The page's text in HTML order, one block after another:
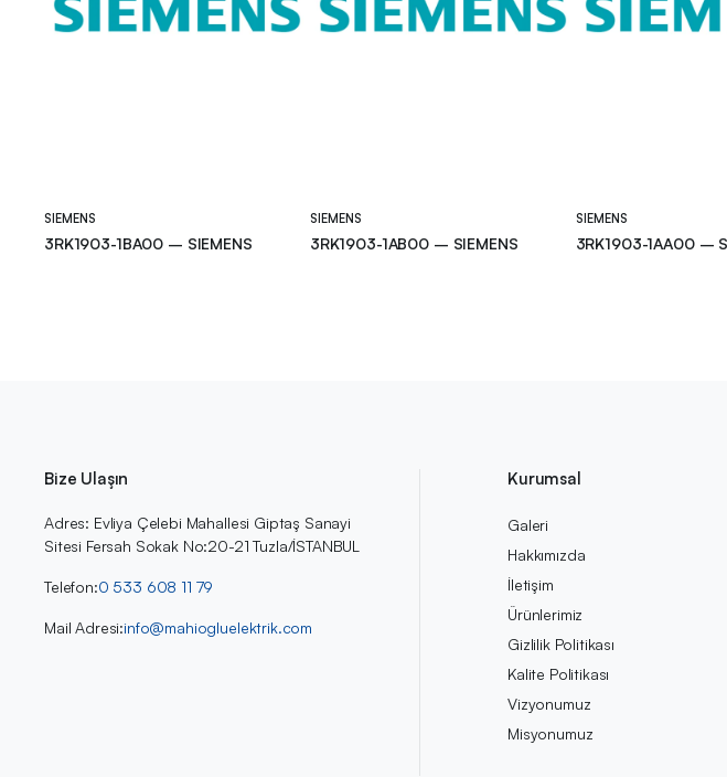
SIEMENS
3RK1903-1BA00 – SIEMENS
SIEMENS
3RK1903-1AB00 – SIEMENS
SIEMENS
3RK1903-1AA00 –
Bize Ulaşın
Adres: Evliya Çelebi Mahallesi Giptaş Sanayi
Sitesi Fersah Sokak No:20-21 Tuzla/İSTANBUL
Telefon:0 533 608 11 79
Mail Adresi:info@mahiogluelektrik.com
Kurumsal
Galeri
Hakkımızda
İletişim
Ürünlerimiz
Gizlilik Politikası
Kalite Politikası
Vizyonumuz
Misyonumuz